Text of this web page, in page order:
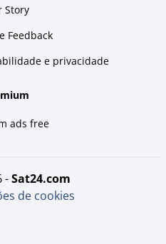
Story
Feedback
e privacidade
ads free
- sat24.com
de cookies